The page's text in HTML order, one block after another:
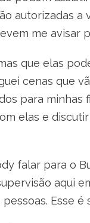
autorizadas a
me avisar
que elas
cenas que
para minhas
elas e
falar para o
aqui
Esse